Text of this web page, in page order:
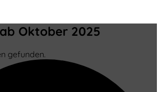
Oktober 2025
gefunden.